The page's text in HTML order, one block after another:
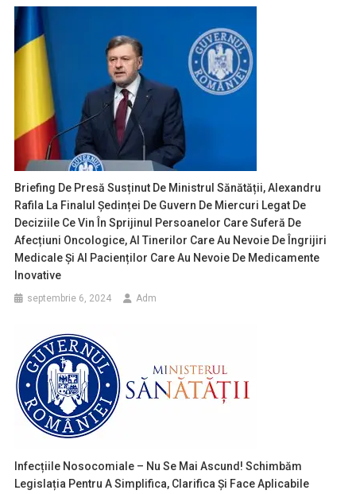
Briefing De Presă Susținut De Ministrul Sănătății, Alexandru
Rafila La Finalul Ședinței De Guvern De Miercuri Legat De
Deciziile Ce Vin În Sprijinul Persoanelor Care Suferă De
Afecțiuni Oncologice, Al Tinerilor Care Au Nevoie De Îngrijiri
Medicale Și Al Pacienților Care Au Nevoie De Medicamente
Inovative
septembrie 6, 2024 Adm
Infecțiile Nosocomiale – Nu Se Mai Ascund! Schimbăm
Legislația Pentru A Simplifica, Clarifica Și Face Aplicabile